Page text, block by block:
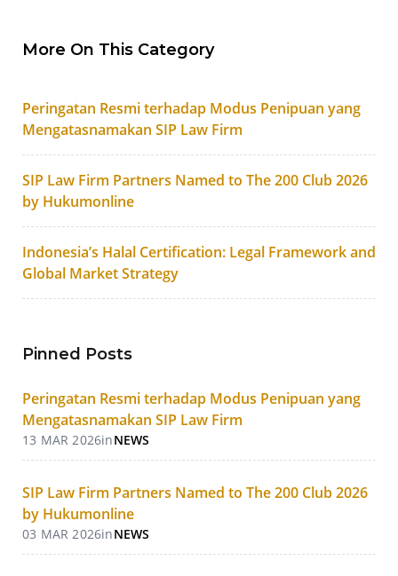
More On This Category
Peringatan Resmi terhadap Modus Penipuan yang
Mengatasnamakan SIP Law Firm
SIP Law Firm Partners Named to The 200 Club 2026
by Hukumonline
Indonesia’s Halal Certification: Legal Framework and
Global Market Strategy
Pinned Posts
Peringatan Resmi terhadap Modus Penipuan yang
Mengatasnamakan SIP Law Firm
13 MAR 2026inNEWS
SIP Law Firm Partners Named to The 200 Club 2026
by Hukumonline
03 MAR 2026inNEWS